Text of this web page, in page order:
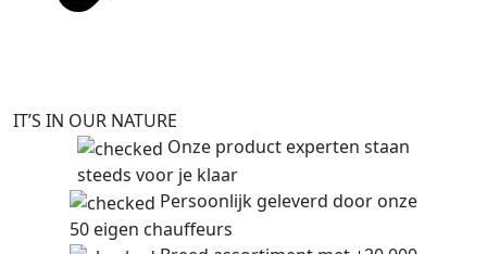
IT’S IN OUR NATURE
Onze product experten staan
steeds voor je klaar
Persoonlijk geleverd door onze
50 eigen chauffeurs